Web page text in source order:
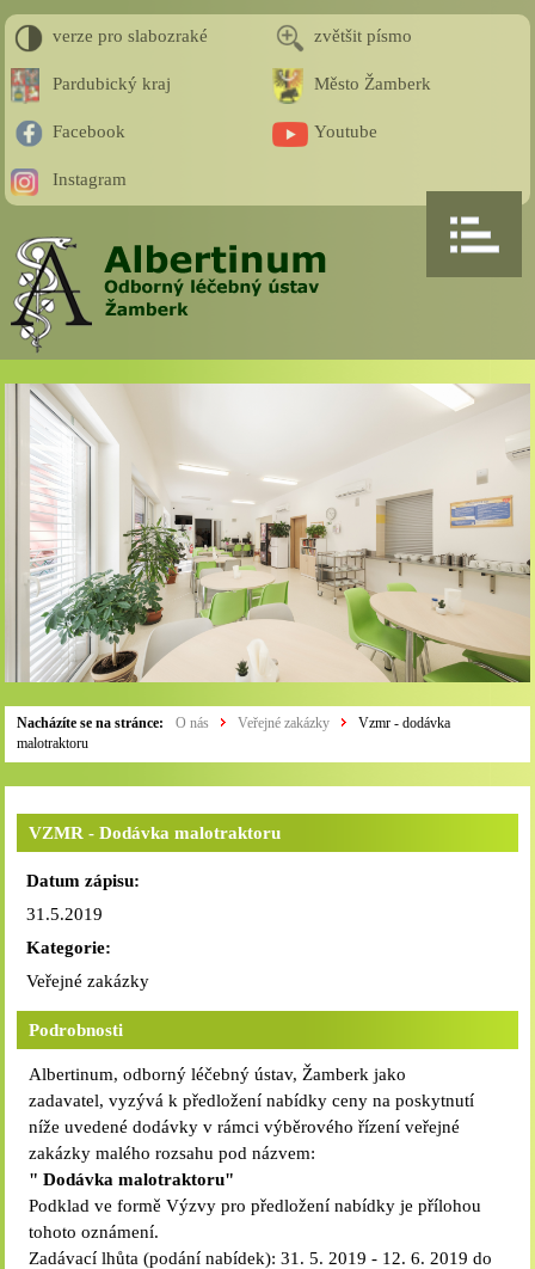
verze pro slabozraké zvětšit písmo
Pardubický kraj Město Žamberk
Facebook Youtube
Instagram
Nacházíte se na stránce: O nás Veřejné zakázky
Vzmr - dodávka
malotraktoru
VZMR - Dodávka malotraktoru
Datum zápisu:
31.5.2019
Kategorie:
Veřejné zakázky
Podrobnosti
Albertinum, odborný léčebný ústav, Žamberk jako
zadavatel, vyzývá k předložení nabídky ceny na poskytnutí
níže uvedené dodávky v rámci výběrového řízení veřejné
zakázky malého rozsahu pod názvem:
" Dodávka malotraktoru"
Podklad ve formě Výzvy pro předložení nabídky je přílohou
tohoto oznámení.
Zadávací lhůta (podání nabídek): 31. 5. 2019 - 12. 6. 2019 do